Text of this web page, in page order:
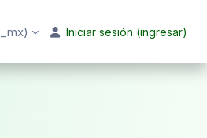
Iniciar sesión (ingresar)